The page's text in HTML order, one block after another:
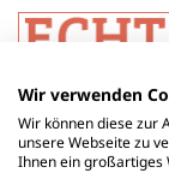
Wir verwenden
Wir können diese zur
unsere Webseite zu
Ihnen ein großartiges